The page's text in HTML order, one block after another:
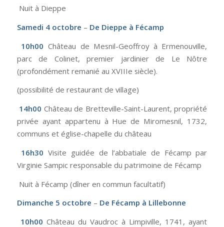
Nuit à Dieppe
Samedi 4 octobre – De Dieppe à Fécamp
10h00 Château de Mesnil-Geoffroy à Ermenouville,
parc de Colinet, premier jardinier de Le Nôtre
(profondément remanié au XVIIIe siècle).
(possibilité de restaurant de village)
14h00 Château de Bretteville-Saint-Laurent, propriété
privée ayant appartenu à Hue de Miromesnil, 1732,
communs et église-chapelle du château
16h30 Visite guidée de l’abbatiale de Fécamp par
Virginie Sampic responsable du patrimoine de Fécamp
Nuit à Fécamp (dîner en commun facultatif)
Dimanche 5 octobre – De Fécamp à Lillebonne
10h00 Château du Vaudroc à Limpiville, 1741, ayant